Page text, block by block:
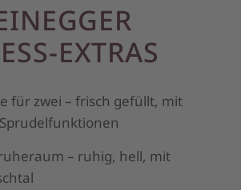
EXTRAS
für zwei – frisch gefüllt, mit
– ruhig, hell, mit